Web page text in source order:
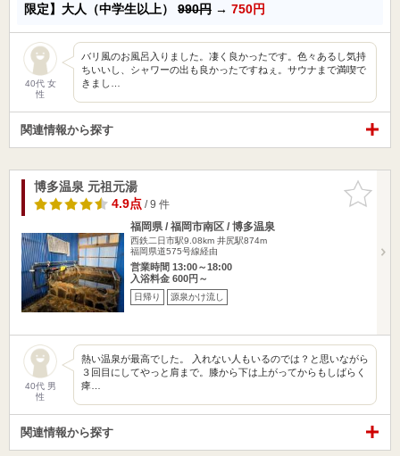
限定】大人（中学生以上） 990円 → 750円
40代 女
性
バリ風のお風呂入りました。凄く良かったです。色々あるし気持
ちいいし、シャワーの出も良かったですねぇ。サウナまで満喫で
きまし…
関連情報から探す
お気に入
りに追加
博多温泉 元祖元湯
4.9点/ 9 件
福岡県 / 福岡市南区 / 博多温泉
西鉄二日市駅9.08km 井尻駅874m
福岡県道575号線経由
営業時間 13:00～18:00
入浴料金 600円～
日帰り 源泉かけ流し
40代 男
性
熱い温泉が最高でした。 入れない人もいるのでは？と思いながら
３回目にしてやっと肩まで。膝から下は上がってからもしばらく
痺…
関連情報から探す